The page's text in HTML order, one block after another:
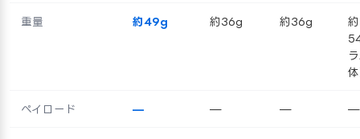
重量 約49g 約36g 約36g
約
ペイロード — — — —